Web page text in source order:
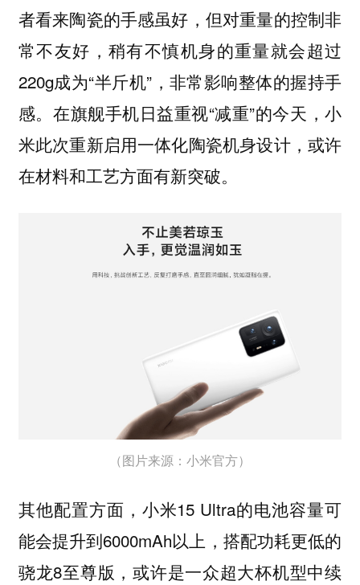
者看来陶瓷的手感虽好，但对重量的控制非
常不友好，稍有不慎机身的重量就会超过
220g成为“半斤机”，非常影响整体的握持手
感。在旗舰手机日益重视“减重”的今天，小
米此次重新启用一体化陶瓷机身设计，或许
在材料和工艺方面有新突破。
（图片来源：小米官方）
其他配置方面，小米15 Ultra的电池容量可
能会提升到6000mAh以上，搭配功耗更低的
骁龙8至尊版，或许是一众超大杯机型中续